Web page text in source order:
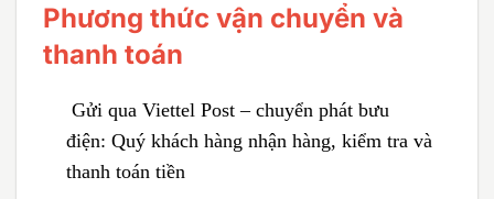
Phương thức vận chuyển và
thanh toán
Gửi qua Viettel Post – chuyển phát bưu
điện: Quý khách hàng nhận hàng, kiểm tra và
thanh toán tiền